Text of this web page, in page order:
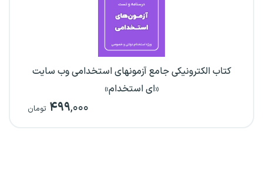
کتاب الکترونیکی جامع آزمونهای استخدامی وب سایت
«ای استخدام»
۴۹۹,۰۰۰ تومان